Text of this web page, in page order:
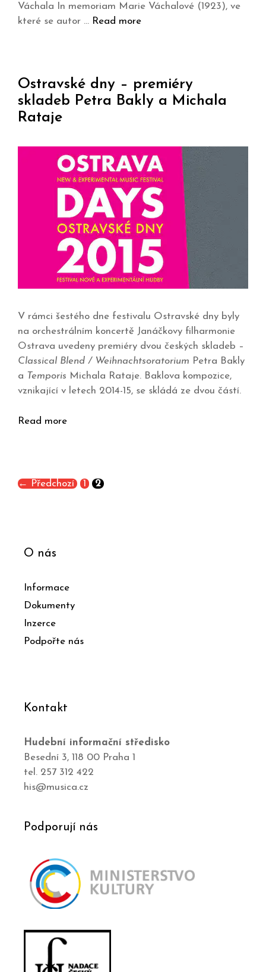
Váchala In memoriam Marie Váchalové (1923), ve
které se autor … Read more
Ostravské dny – premiéry
skladeb Petra Bakly a Michala
Rataje
V rámci šestého dne festivalu Ostravské dny byly
na orchestrálním koncertě Janáčkovy filharmonie
Ostrava uvedeny premiéry dvou českých skladeb –
Classical Blend / Weihnachtsoratorium Petra Bakly
a Temporis Michala Rataje. Baklova kompozice,
vznikající v letech 2014-15, se skládá ze dvou částí.
Read more
← Předchozí 1 2
O nás
Informace
Dokumenty
Inzerce
Podpořte nás
Kontakt
Hudební informační středisko
Besední 3, 118 00 Praha 1
tel. 257 312 422
his@musica.cz
Podporují nás